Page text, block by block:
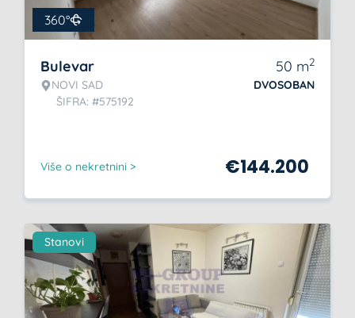
360°
Bulevar
NOVI SAD
ŠIFRA: #575192
50 m2
DVOSOBAN
Više o nekretnini > €144.200
Stanovi